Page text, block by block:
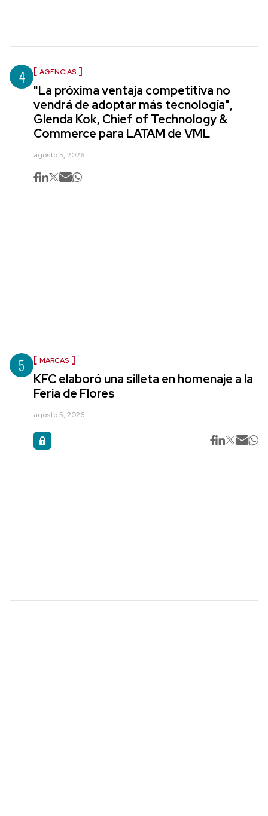
4 AGENCIAS
"La próxima ventaja competitiva no
vendrá de adoptar más tecnología",
Glenda Kok, Chief of Technology &
Commerce para LATAM de VML
agosto 5, 2026
5 MARCAS
KFC elaboró una silleta en homenaje a la
Feria de Flores
agosto 5, 2026